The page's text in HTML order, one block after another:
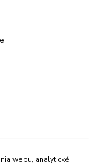
webu, analytické